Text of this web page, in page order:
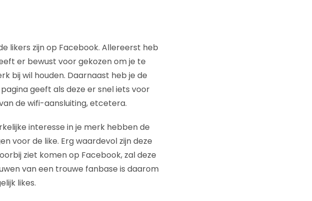
likers zijn op Facebook. Allereerst heb
er bewust voor gekozen om je te
bij wil houden. Daarnaast heb je de
geeft als deze er snel iets voor
de wifi-aansluiting, etcetera.
interesse in je merk hebben de
voor de like. Erg waardevol zijn deze
ziet komen op Facebook, zal deze
van een trouwe fanbase is daarom
likes.